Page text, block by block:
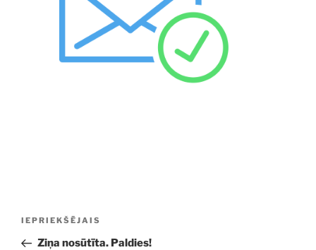
Iepriekšējā
ziņa:
IEPRIEKŠĒJAIS
Ziņa nosūtīta. Paldies!